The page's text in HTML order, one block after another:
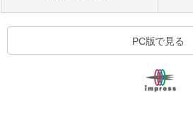
PC版で見る